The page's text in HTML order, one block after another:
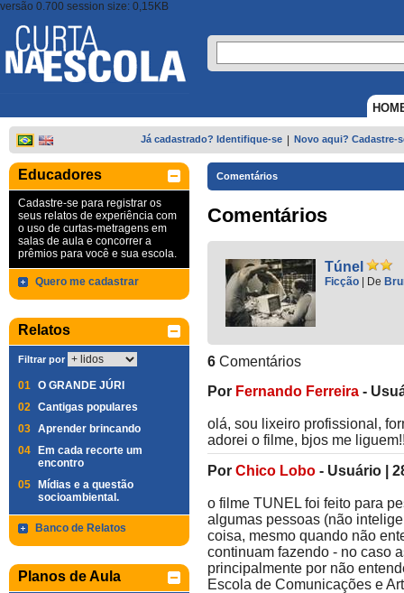
versão 0.700 session size: 0,15KB
Já cadastrado? Identifique-se Novo aqui? Cadastre-
Educadores
Cadastre-se para registrar os
seus relatos de experiência com
o uso de curtas-metragens em
salas de aula e concorrer a
prêmios para você e sua escola.
Quero me cadastrar
Relatos
Filtrar por
01 O GRANDE JÚRI
02 Cantigas populares
03 Aprender brincando
04
Em cada recorte um
encontro
05
Mídias e a questão
socioambiental.
Banco de Relatos
Planos de Aula
Comentários
Comentários
Túnel
Ficção De
6 Comentários
Por Fernando Ferreira -
olá, sou lixeiro profissional,
adorei o filme, bjos me
Por Chico Lobo - Usuário
o filme TUNEL foi feito para
algumas pessoas (não
coisa, mesmo quando não
continuam fazendo - no caso
principalmente por não
Escola de Comunicações e